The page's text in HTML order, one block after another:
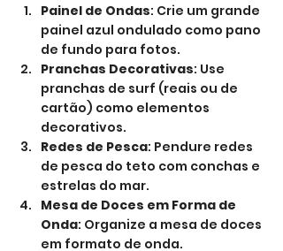
Painel de Ondas: Crie um grande
painel azul ondulado como pano
de fundo para fotos.
Pranchas Decorativas: Use
pranchas de surf (reais ou de
cartão) como elementos
decorativos.
Redes de Pesca: Pendure redes
de pesca do teto com conchas e
estrelas do mar.
Mesa de Doces em Forma de
Onda: Organize a mesa de doces
em formato de onda.